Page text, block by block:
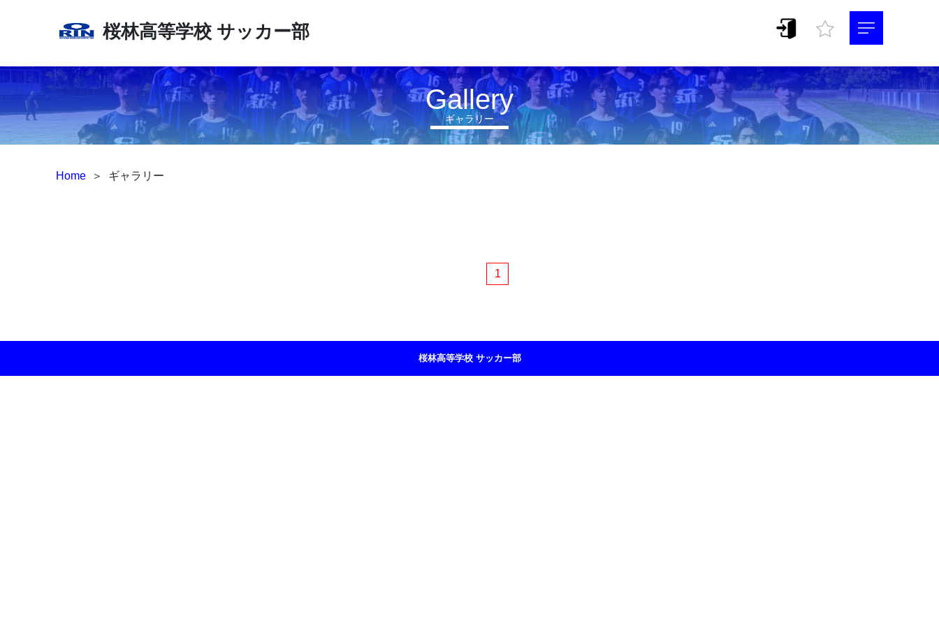
桜林高等学校 サッカー部
ギャラリー
Gallery
Home ＞ ギャラリー
1
桜林高等学校 サッカー部